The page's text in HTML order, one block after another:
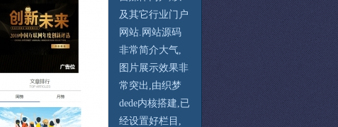
及其它行业门户
网站.网站源码
非常简介大气,
图片展示效果非
常突出,由织梦
dede内核搭建,已
经设置好栏目,